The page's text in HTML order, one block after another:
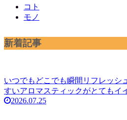
コト
モノ
新着記事
いつでもどこでも瞬間リフレッシ
すいアロマスティックがとてもイ
2026.07.25